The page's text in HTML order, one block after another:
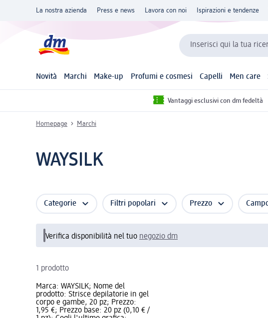
La nostra azienda Press e news Lavora con noi Ispirazioni e tendenze
Inserisci qui la tua
Novità Marchi Make-up Profumi e cosmesi Capelli Men care
Vantaggi esclusivi con dm fedeltà
Homepage Marchi
WAYSILK
Categorie Filtri popolari Prezzo
Verifica disponibilità nel tuo negozio dm
1 prodotto
Marca: WAYSILK; Nome del
prodotto: Strisce depilatorie in gel
corpo e gambe, 20 pz; Prezzo:
1,95 €; Prezzo base: 20 pz (0,10 € /